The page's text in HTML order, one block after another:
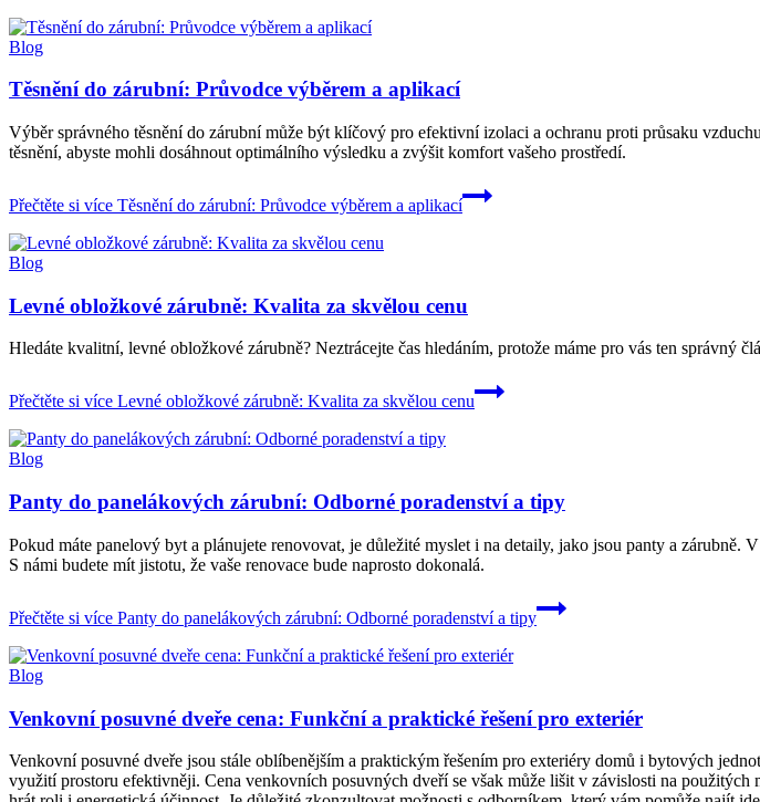
Blog
Těsnění do zárubní: Průvodce výběrem a aplikací
Výběr správného těsnění do zárubní může být klíčový pro efektivní izolaci a ochranu proti průsaku
těsnění, abyste mohli dosáhnout optimálního výsledku a zvýšit komfort vašeho prostředí.
Přečtěte si více Těsnění do zárubní: Průvodce výběrem a aplikací
Blog
Levné obložkové zárubně: Kvalita za skvělou cenu
Hledáte kvalitní, levné obložkové zárubně? Neztrácejte čas hledáním, protože máme pro vás ten správný
Přečtěte si více Levné obložkové zárubně: Kvalita za skvělou cenu
Blog
Panty do panelákových zárubní: Odborné poradenství a tipy
Pokud máte panelový byt a plánujete renovovat, je důležité myslet i na detaily, jako jsou panty a
S námi budete mít jistotu, že vaše renovace bude naprosto dokonalá.
Přečtěte si více Panty do panelákových zárubní: Odborné poradenství a tipy
Blog
Venkovní posuvné dveře cena: Funkční a praktické řešení pro exteriér
Venkovní posuvné dveře jsou stále oblíbenějším a praktickým řešením pro exteriéry domů i bytových
využití prostoru efektivněji. Cena venkovních posuvných dveří se však může lišit v závislosti na